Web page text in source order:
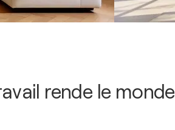
rende le monde